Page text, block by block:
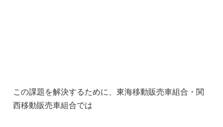
この課題を解決するために、東海移動販売車組合・関
西移動販売車組合では